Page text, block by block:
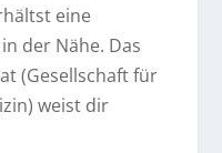
eine
der Nähe. Das
(Gesellschaft für
weist dir